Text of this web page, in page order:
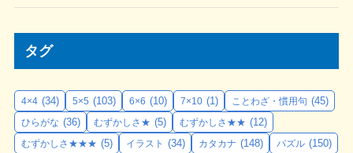
タグ
4×4 (34) 5×5 (103) 6×6 (10) 7×10 (1) ことわざ・慣用句 (45)
ひらがな (36) むずかしさ★ (5) むずかしさ★★ (12)
むずかしさ★★★ (5) イラスト (34) カタカナ (148) パズル (150)